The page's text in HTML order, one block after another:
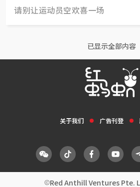
请别让运动员空欢喜一场
已显示全部内容
关于我们 广告刊登
Red Anthill Ventures Pte.